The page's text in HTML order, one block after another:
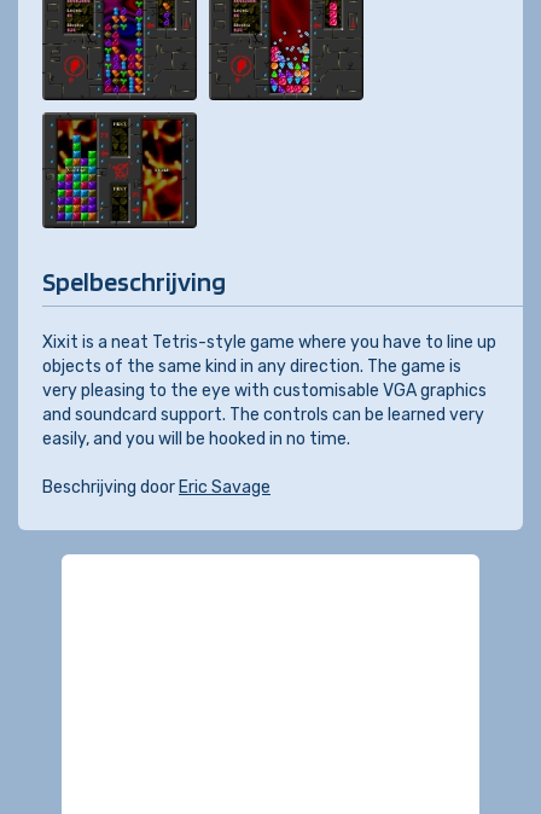
Spelbeschrijving
Xixit is a neat Tetris-style game where you have to line up
objects of the same kind in any direction. The game is
very pleasing to the eye with customisable VGA graphics
and soundcard support. The controls can be learned very
easily, and you will be hooked in no time.
Beschrijving door Eric Savage